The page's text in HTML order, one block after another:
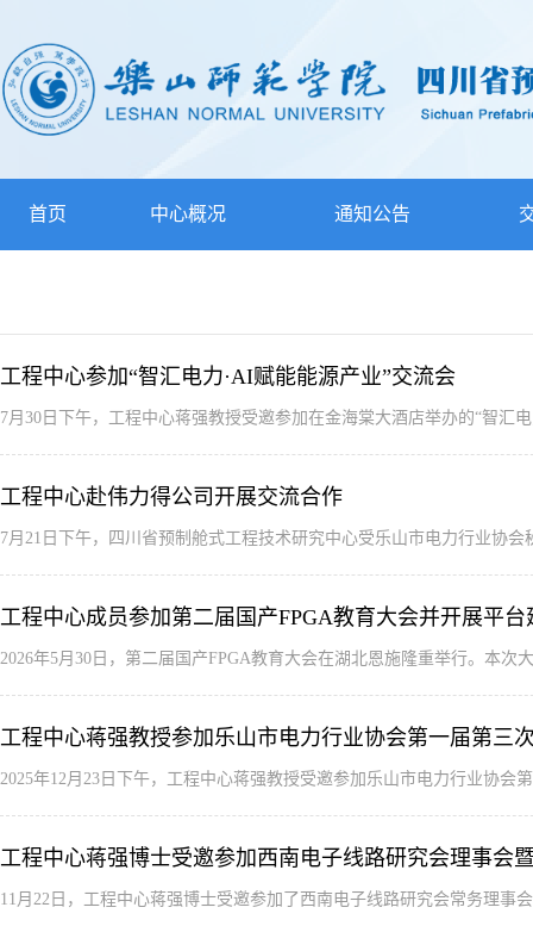
首页 中心概况 通知公告
工程中心参加“智汇电力·AI赋能能源产业”交流会
7‍月30日下午，工程中心蒋强教授受邀参加在金海棠大酒店举办的“智汇
工程中心赴伟力得公司开展交流合作
7月21日下午，四川省预制舱式工程技术研究中心受乐山市电力行业协
工程中心成员参加第二届国产FPGA教育大会并开展平台
2026年5月30日，第二届国产FPGA教育大会在湖北恩施隆重举行。本
工程中心蒋强教授参加乐山市电力行业协会第一届第三
2025年12月23日下午，工程中心蒋强教授受邀参加乐山市电力行业协
工程中心蒋强博士受邀参加西南电子线路研究会理事会
11月22日，工程中心蒋强博士受邀参加了西南电子线路研究会常务理